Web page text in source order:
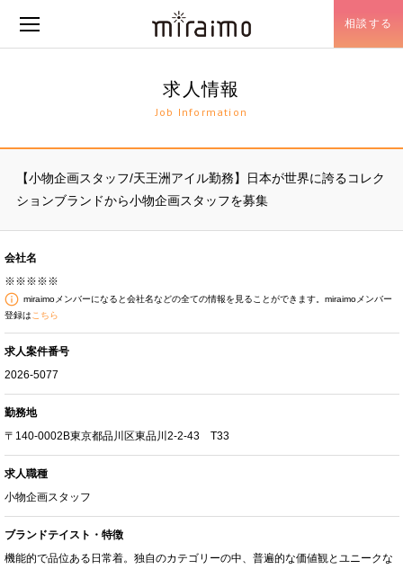
相談する
求人情報
Job Information
【小物企画スタッフ/天王洲アイル勤務】日本が世界に誇るコレク
ションブランドから小物企画スタッフを募集
会社名
※※※※※
miraimoメンバーになると会社名などの全ての情報を見ることができます。miraimoメンバー
登録は こちら
求人案件番号
2026-5077
勤務地
〒140-0002B東京都品川区東品川2-2-43 T33
求人職種
小物企画スタッフ
ブランドテイスト・特徴
機能的で品位ある日常着。独自のカテゴリーの中、普遍的な価値観とユニークな